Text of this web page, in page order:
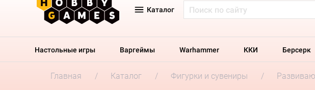
Каталог
Настольные игры Варгеймы Warhammer ККИ Берсерк
Главная Каталог Фигурки и сувениры